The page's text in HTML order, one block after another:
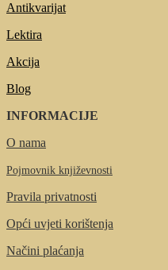
Antikvarijat
Lektira
Akcija
Blog
INFORMACIJE
O nama
Pojmovnik književnosti
Pravila privatnosti
Opći uvjeti korištenja
Načini plaćanja